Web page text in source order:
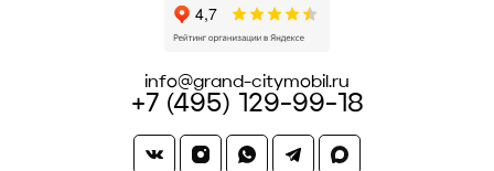
info@grand-citymobil.ru
+7 (495) 129-99-18